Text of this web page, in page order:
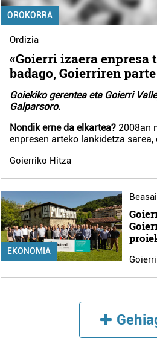
OROKORRA
Ordizia
«Goierri izaera enpresa
badago, Goierriren
Goiekiko gerentea eta Goierri
Galparsoro.
Nondik erne da elkartea? 2008an
enpresen arteko lankidetza sarea,
Goierriko Hitza
EKONOMIA